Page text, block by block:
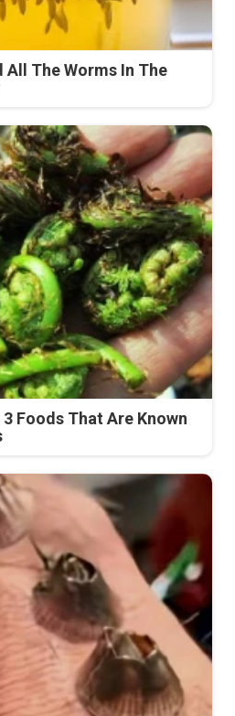
All The Worms In The
Foods That Are Known